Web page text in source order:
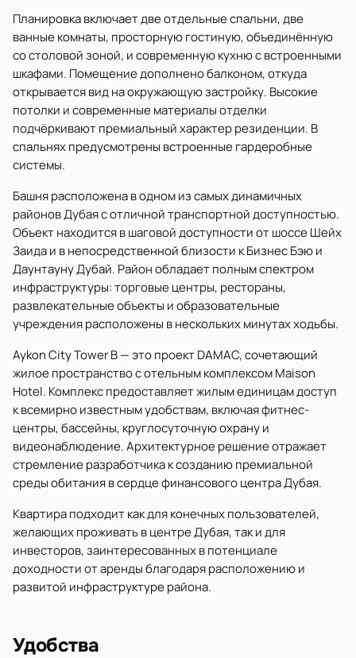
Планировка включает две отдельные спальни, две
ванные комнаты, просторную гостиную, объединённую
со столовой зоной, и современную кухню с встроенными
шкафами. Помещение дополнено балконом, откуда
открывается вид на окружающую застройку. Высокие
потолки и современные материалы отделки
подчёркивают премиальный характер резиденции. В
спальнях предусмотрены встроенные гардеробные
системы.
Башня расположена в одном из самых динамичных
районов Дубая с отличной транспортной доступностью.
Объект находится в шаговой доступности от шоссе Шейх
Заида и в непосредственной близости к Бизнес Бэю и
Даунтауну Дубай. Район обладает полным спектром
инфраструктуры: торговые центры, рестораны,
развлекательные объекты и образовательные
учреждения расположены в нескольких минутах ходьбы.
Aykon City Tower B — это проект DAMAC, сочетающий
жилое пространство с отельным комплексом Maison
Hotel. Комплекс предоставляет жилым единицам доступ
к всемирно известным удобствам, включая фитнес-
центры, бассейны, круглосуточную охрану и
видеонаблюдение. Архитектурное решение отражает
стремление разработчика к созданию премиальной
среды обитания в сердце финансового центра Дубая.
Квартира подходит как для конечных пользователей,
желающих проживать в центре Дубая, так и для
инвесторов, заинтересованных в потенциале
доходности от аренды благодаря расположению и
развитой инфраструктуре района.
Удобства